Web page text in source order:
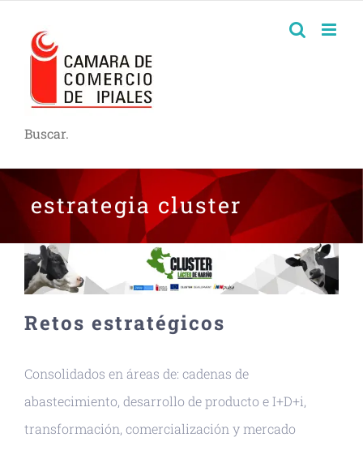
Buscar.
estrategia cluster
Retos estratégicos
Consolidados en áreas de: cadenas de
abastecimiento, desarrollo de producto e I+D+i,
transformación, comercialización y mercado